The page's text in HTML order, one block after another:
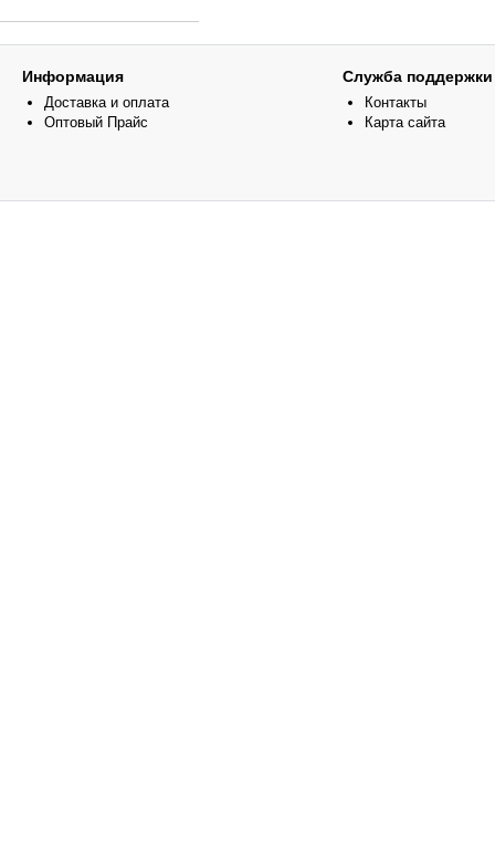
Информация
Доставка и оплата
Оптовый Прайс
Служба поддержки
Контакты
Карта сайта